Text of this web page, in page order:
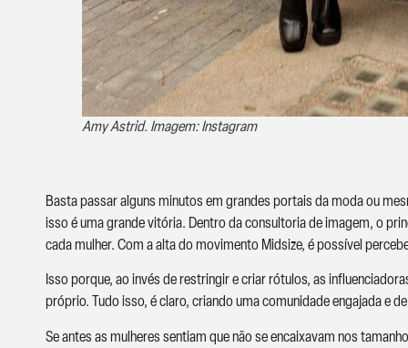
Amy Astrid. Imagem: Instagram
Basta passar alguns minutos em grandes portais da moda ou
isso é uma grande vitória. Dentro da consultoria de imagem, o
cada mulher. Com a alta do movimento Midsize, é possível
Isso porque, ao invés de restringir e criar rótulos, as
próprio. Tudo isso, é claro, criando uma comunidade engajada e
Se antes as mulheres sentiam que não se encaixavam nos